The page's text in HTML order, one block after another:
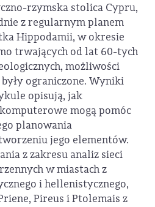
rzymska stolica Cypru,
z regularnym planem
Hippodamii, w okresie
trwających od lat 60-tych
możliwości
ograniczone. Wyniki
opisują, jak
mogą pomóc
planowania
jego elementów.
z zakresu analiz sieci
w miastach z
i hellenistycznego,
Pireus i Ptolemais z